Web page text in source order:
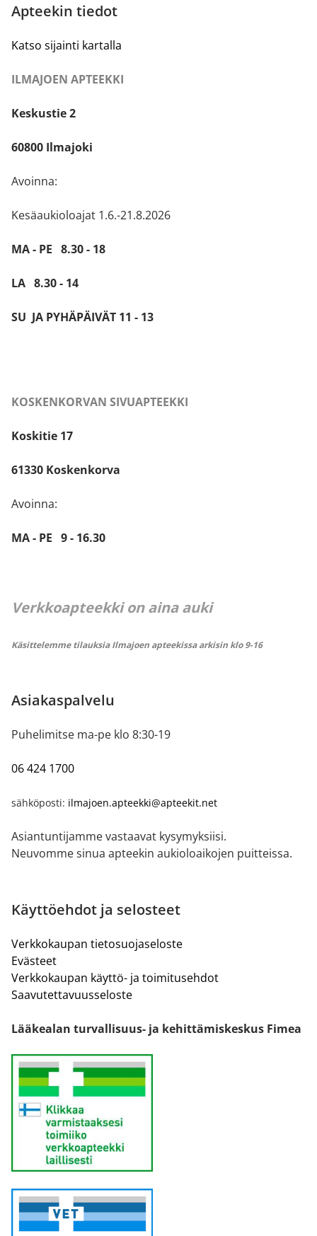
Apteekin tiedot
Katso sijainti kartalla
ILMAJOEN APTEEKKI
Keskustie 2
60800 Ilmajoki
Avoinna:
Kesäaukioloajat 1.6.-21.8.2026
MA - PE 8.30 - 18
LA 8.30 - 14
SU JA PYHÄPÄIVÄT 11 - 13
KOSKENKORVAN SIVUAPTEEKKI
Koskitie 17
61330 Koskenkorva
Avoinna:
MA - PE 9 - 16.30
Verkkoapteekki on aina auki
Käsittelemme tilauksia Ilmajoen apteekissa arkisin klo 9-16
Asiakaspalvelu
Puhelimitse ma-pe klo 8:30-19
06 424 1700
sähköposti: ilmajoen.apteekki@apteekit.net
Asiantuntijamme vastaavat kysymyksiisi.
Neuvomme sinua apteekin aukioloaikojen puitteissa.
Käyttöehdot ja selosteet
Verkkokaupan tietosuojaseloste
Evästeet
Verkkokaupan käyttö- ja toimitusehdot
Saavutettavuusseloste
Lääkealan turvallisuus- ja kehittämiskeskus Fimea